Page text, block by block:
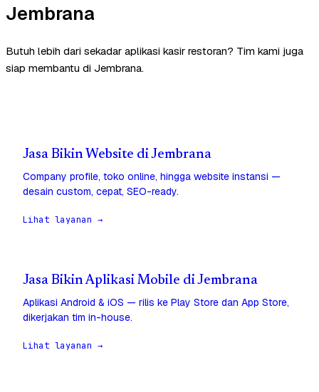
Jembrana
Butuh lebih dari sekadar aplikasi kasir restoran? Tim kami juga
siap membantu di Jembrana.
Jasa Bikin Website di Jembrana
Company profile, toko online, hingga website instansi —
desain custom, cepat, SEO-ready.
Lihat layanan →
Jasa Bikin Aplikasi Mobile di Jembrana
Aplikasi Android & iOS — rilis ke Play Store dan App Store,
dikerjakan tim in-house.
Lihat layanan →